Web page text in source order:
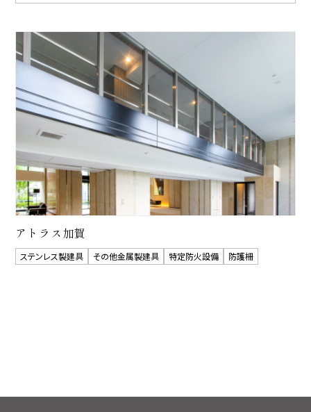
アトラス加賀
ステンレス製建具 その他金属製建具 特定防火設備 防護柵